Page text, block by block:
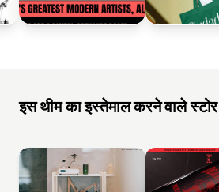
इस थीम का इस्तेमाल करने वाले स्टोर